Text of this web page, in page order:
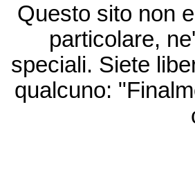
Questo sito non
particolare,
speciali. Siete
qualcuno: